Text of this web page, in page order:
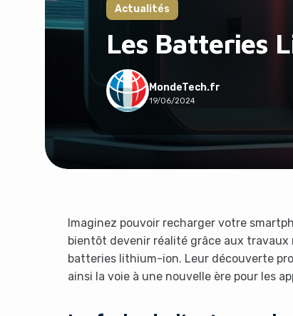
Actualités
Les Batteries
MondeTech.fr
19/06/2024
Imaginez pouvoir recharger votre
bientôt devenir réalité grâce aux
batteries lithium-ion. Leur découverte
ainsi la voie à une nouvelle ère pour les